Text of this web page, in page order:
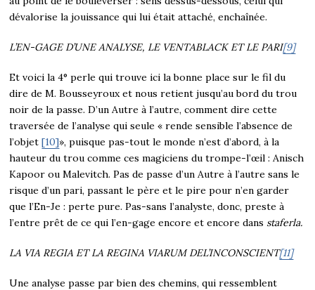
dévalorise la jouissance qui lui était attaché, enchaînée.
L’EN-GAGE D’UNE ANALYSE, LE VENTABLACK ET LE PARI[9]
Et voici la 4° perle qui trouve ici la bonne place sur le fil du
dire de M. Bousseyroux et nous retient jusqu’au bord du trou
noir de la passe. D’un Autre à l’autre, comment dire cette
traversée de l’analyse qui seule « rende sensible l’absence de
l’objet[10]», puisque pas-tout le monde n’est d’abord, à la
hauteur du trou comme ces magiciens du trompe-l’œil : Anisch
Kapoor ou Malevitch. Pas de passe d’un Autre à l’autre sans le
risque d’un pari, passant le père et le pire pour n’en garder
que l’En-Je : perte pure. Pas-sans l’analyste, donc, preste à
l’entre prêt de ce qui l’en-gage encore et encore dans staferla.
LA VIA REGIA ET LA REGINA VIARUMDEL’INCONSCIENT[11]
Une analyse passe par bien des chemins, qui ressemblent